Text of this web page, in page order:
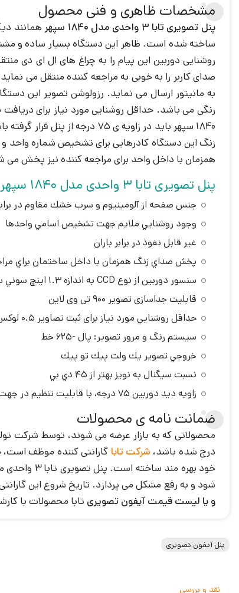
مشخصات ظاهری و فنی محصول
پنل تصویری تابا 3 واحدی مدل 1840 سپهر همانند
ساخته شده است. ظاهر این دستگاه بسیار ساده و
روشنایی دوربین این پیام را به چراغ های ال ای دی
صدای کاربر را به خوبی به مراجعه کننده منتقل می
1840 سپهر باید در زاویه ی 75 درجه از پنل قرار گرفته باشند. قابل ذکر است لنز این دوربین قابلیت تنظیم تا
زنگ این دستگاه کادرهایی برای تشخیص شماره واحد و
همزمان با داخل واحد برای مراجعه کننده نیز پخش می
پنل تصویری تابا 3 واحدی مدل 1840 سپهر دارای ویژگی های زیر می باشد:
جنس صفحه از آلومينيوم و سرب خشك مقاوم در
وجود روشنايي ملايم جهت تشخيص اسامي واحدها
غير قابل نفوذ در برابر باران
پخش صداي زنگ همزمان با داخل ساختمان براي
سنسور دوربين از نوع CCD به اندازه 1.3 اينچ سوني سوپر HAD رنگي
قابلیت جداسازی تصویر 900 تی وی لاین
حداقل روشنايي مورد نیاز برای ثبت تصاویر 0.5 لوكس
سيستم رنگ و مرور تصوير: پال -625 خط
خروجي تصوير يك ولت پيك تو پيك
نسبت سيگنال به نويز بهتر از 45 دي بي
زاويه ديد دوربين 75 درجه، با قابلیت تنظیم در جهت افقی تا 46 درجه و در جهت عمودی تا 16 درجه
ضمانت نامه ی محصولات
محصولاتی که به بازار عرضه می شوند، توسط شرکت
درج شده باشد، شرکت تابا گارانتی کننده موظف
خود بهره مند ساخته است. پنل تصویری تابا 3 واحدی مدل 1840 سپهر نیز از این قائده استثنا نمی باشد و شرکت تابا در صورت بروز مشکل
شود و به رفع مشکل می پردازد. تاریخ شروع این
و یا لیست قیمت آیفون تصویری تابا محصولات با
پنل آیفون تصویری
نقد و بررسی